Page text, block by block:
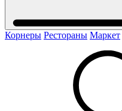
Корнеры Рестораны Маркет